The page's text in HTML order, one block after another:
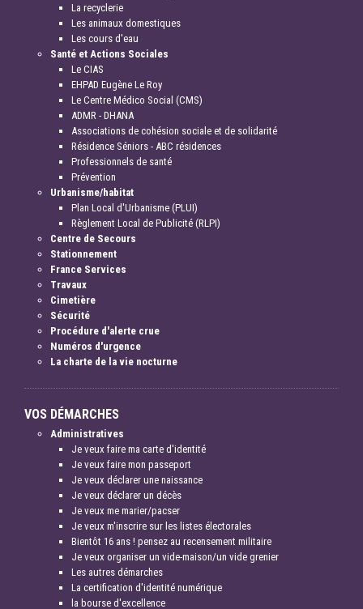
La recyclerie
Les animaux domestiques
Les cours d'eau
Santé et Actions Sociales
Le CIAS
EHPAD Eugène Le Roy
Le Centre Médico Social (CMS)
ADMR - DHANA
Associations de cohésion sociale et de solidarité
Résidence Séniors - ABC résidences
Professionnels de santé
Prévention
Urbanisme/habitat
Plan Local d'Urbanisme (PLUI)
Règlement Local de Publicité (RLPI)
Centre de Secours
Stationnement
France Services
Travaux
Cimetière
Sécurité
Procédure d'alerte crue
Numéros d'urgence
La charte de la vie nocturne
VOS DÉMARCHES
Administratives
Je veux faire ma carte d'identité
Je veux faire mon passeport
Je veux déclarer une naissance
Je veux déclarer un décès
Je veux me marier/pacser
Je veux m'inscrire sur les listes électorales
Bientôt 16 ans ! pensez au recensement militaire
Je veux organiser un vide-maison/un vide grenier
Les autres démarches
La certification d'identité numérique
la bourse d'excellence